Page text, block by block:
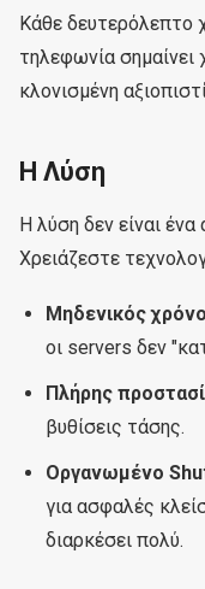
Κάθε δευτερόλεπτο
τηλεφωνία
κλονισμένη
Η Λύση
Η λύση δεν είναι
Χρειάζεστε
Μηδενικός
οι servers δεν
Πλήρης
βυθίσεις τάσης.
Οργανωμένο
για ασφαλές
διαρκέσει πολύ.